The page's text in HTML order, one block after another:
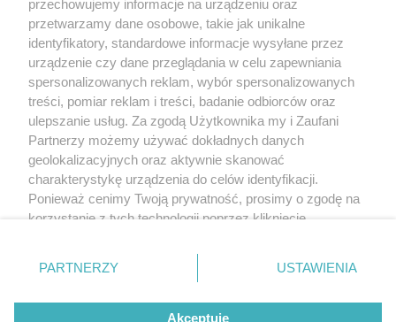
eksploatacji w jakiejkolwiek formie, włącznie z umieszczaniem w Internecie
bez pisemnej zgody właściciela praw. Jakiekolwiek użycie lub
wykorzystanie utworów w całości lub w części z naruszeniem prawa, tzn.
bez właściwej zgody, jest zabronione pod groźbą kary i może być ścigane
prawnie.
O nas
przechowujemy informacje na urządzeniu oraz
przetwarzamy dane osobowe, takie jak unikalne
identyfikatory, standardowe informacje wysyłane przez
urządzenie czy dane przeglądania w celu zapewniania
spersonalizowanych reklam, wybór spersonalizowanych
treści, pomiar reklam i treści, badanie odbiorców oraz
ulepszanie usług. Za zgodą Użytkownika my i Zaufani
Partnerzy możemy używać dokładnych danych
geolokalizacyjnych oraz aktywnie skanować
charakterystykę urządzenia do celów identyfikacji.
Ponieważ cenimy Twoją prywatność, prosimy o zgodę na
korzystanie z tych technologii poprzez kliknięcie
zmienić/wycofać klikając przycisk ustawień prywatności
znajdujący się w lewym dolnym rogu strony
rodzaje przetwarzania danych nie wymagają zgody
użytkownika, ale masz prawo sprzeciwić się takiemu
PARTNERZY USTAWIENIA
Akceptuję